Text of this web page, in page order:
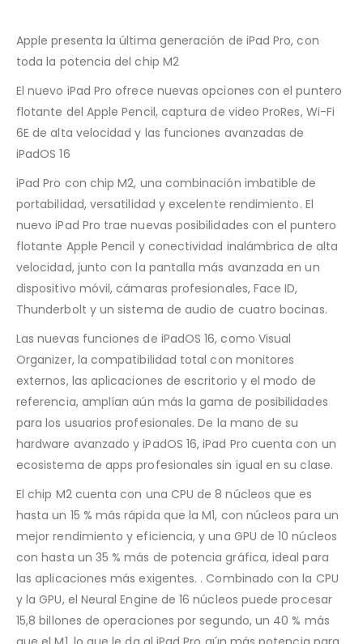
Apple presenta la última generación de iPad Pro, con
toda la potencia del chip M2
El nuevo iPad Pro ofrece nuevas opciones con el puntero
flotante del Apple Pencil, captura de video ProRes, Wi-Fi
6E de alta velocidad y las funciones avanzadas de
iPadOS 16
iPad Pro con chip M2, una combinación imbatible de
portabilidad, versatilidad y excelente rendimiento. El
nuevo iPad Pro trae nuevas posibilidades con el puntero
flotante Apple Pencil y conectividad inalámbrica de alta
velocidad, junto con la pantalla más avanzada en un
dispositivo móvil, cámaras profesionales, Face ID,
Thunderbolt y un sistema de audio de cuatro bocinas.
Las nuevas funciones de iPadOS 16, como Visual
Organizer, la compatibilidad total con monitores
externos, las aplicaciones de escritorio y el modo de
referencia, amplían aún más la gama de posibilidades
para los usuarios profesionales. De la mano de su
hardware avanzado y iPadOS 16, iPad Pro cuenta con un
ecosistema de apps profesionales sin igual en su clase.
El chip M2 cuenta con una CPU de 8 núcleos que es
hasta un 15 % más rápida que la M1, con núcleos para un
mejor rendimiento y eficiencia, y una GPU de 10 núcleos
con hasta un 35 % más de potencia gráfica, ideal para
las aplicaciones más exigentes. . Combinado con la CPU
y la GPU, el Neural Engine de 16 núcleos puede procesar
15,8 billones de operaciones por segundo, un 40 % más